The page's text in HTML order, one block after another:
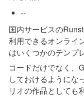
--
国内サービスの
利用できるオンライ
はいくつかのテンプ
コードだけでなく、
しておけるようにな
リオの作品としても